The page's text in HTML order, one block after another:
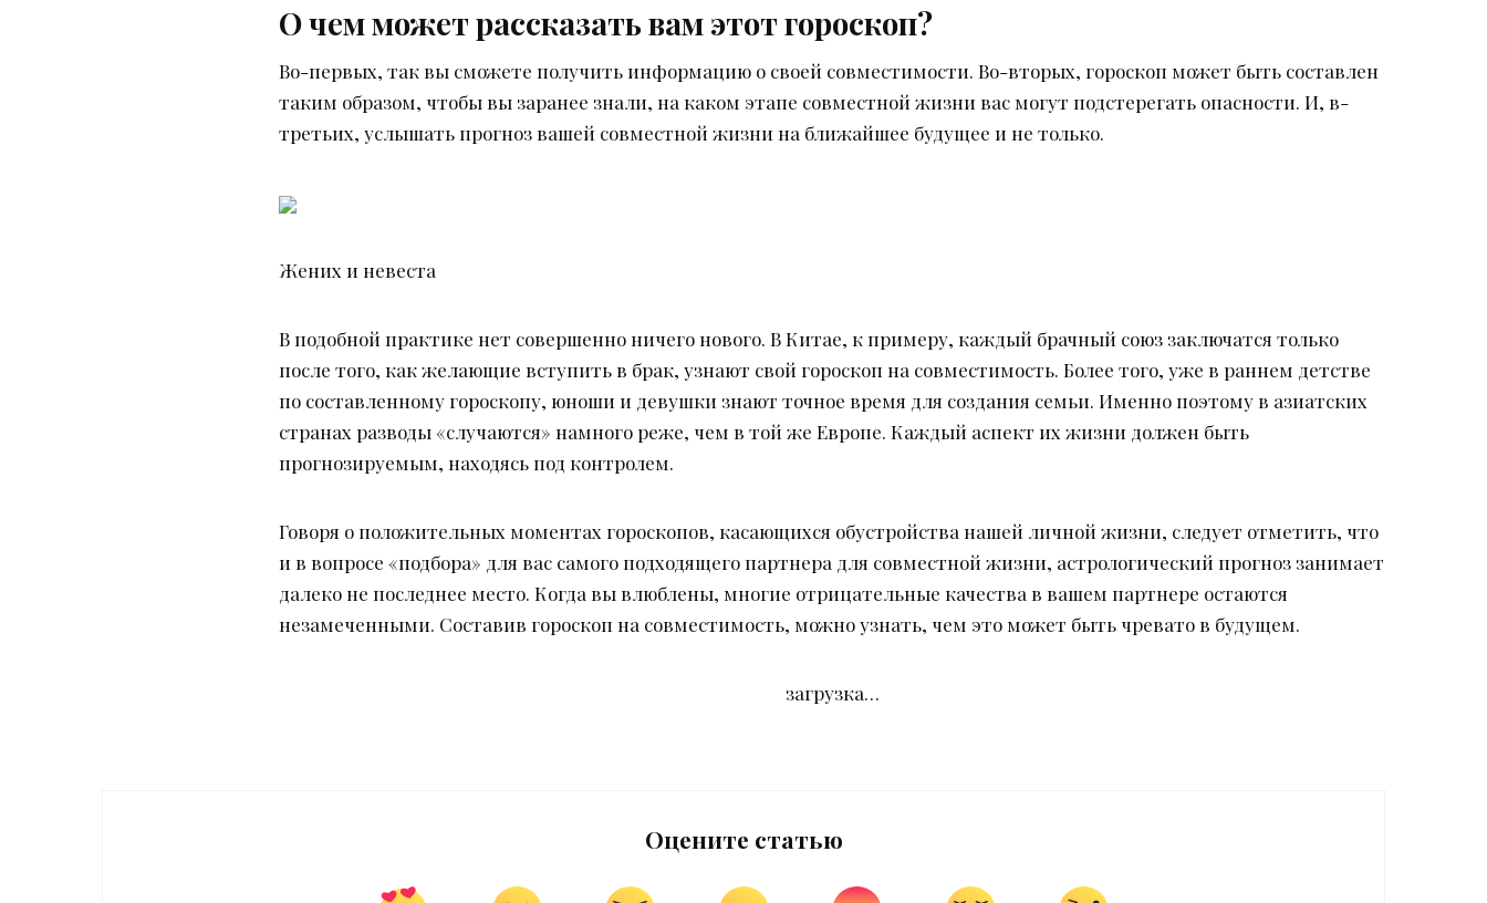
О чем может рассказать вам этот гороскоп?
Во-первых, так вы сможете получить информацию о своей совместимости. Во-вторых, гороскоп может быть составлен
таким образом, чтобы вы заранее знали, на каком этапе совместной жизни вас могут подстерегать опасности. И, в-
третьих, услышать прогноз вашей совместной жизни на ближайшее будущее и не только.
Жених и невеста
В подобной практике нет совершенно ничего нового. В Китае, к примеру, каждый брачный союз заключатся только
после того, как желающие вступить в брак, узнают свой гороскоп на совместимость. Более того, уже в раннем детстве
по составленному гороскопу, юноши и девушки знают точное время для создания семьи. Именно поэтому в азиатских
странах разводы «случаются» намного реже, чем в той же Европе. Каждый аспект их жизни должен быть
прогнозируемым, находясь под контролем.
Говоря о положительных моментах гороскопов, касающихся обустройства нашей личной жизни, следует отметить, что
и в вопросе «подбора» для вас самого подходящего партнера для совместной жизни, астрологический прогноз занимает
далеко не последнее место. Когда вы влюблены, многие отрицательные качества в вашем партнере остаются
незамеченными. Составив гороскоп на совместимость, можно узнать, чем это может быть чревато в будущем.
загрузка…
Оцените статью